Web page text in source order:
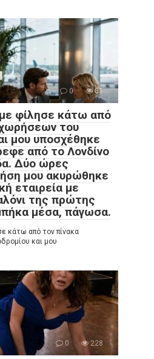
0 81
φίλησε κάτω από
του
μου υποσχέθηκε
από το Λονδίνο
Δύο ώρες
μου ακυρώθηκε
εταιρεία με
της πρώτης
μέσα, πάγωσα.
κάτω από τον πίνακα
και μου
0 228